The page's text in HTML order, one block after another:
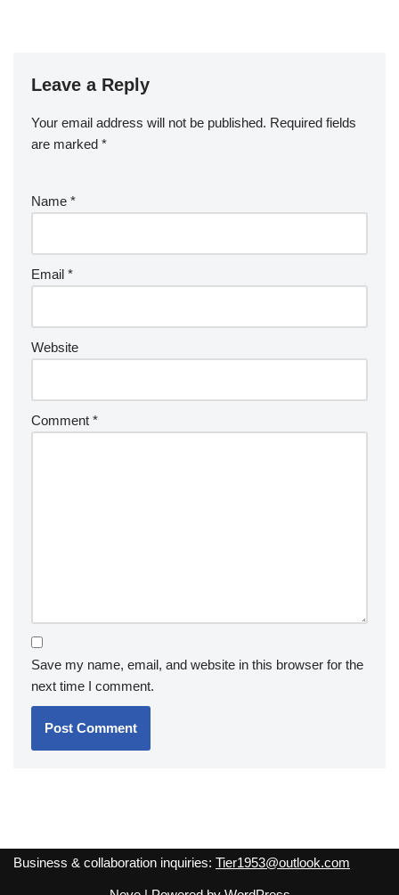
Leave a Reply
Your email address will not be published. Required fields
are marked *
Name *
Email *
Website
Comment *
Save my name, email, and website in this browser for the
next time I comment.
Business & collaboration inquiries: Tier1953@outlook.com